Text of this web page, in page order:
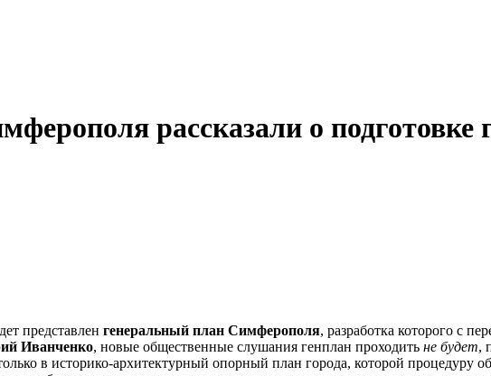
рассказали о подготовке
представлен генеральный план Симферополя, разработка которого с
Иванченко, новые общественные слушания генплан проходить не будет,
в историко-архитектурный опорный план города, которой процедуру